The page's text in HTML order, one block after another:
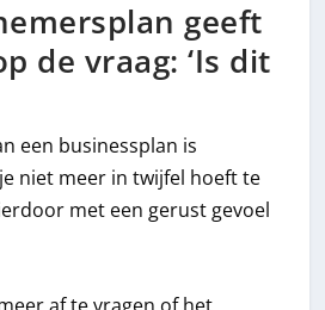
geeft
de vraag: ‘Is dit
een businessplan is
niet meer in twijfel hoeft te
met een gerust gevoel